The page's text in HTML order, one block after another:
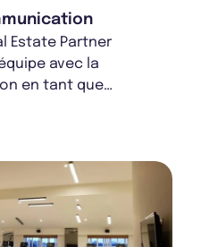
Estate Partner
avec la
en tant que
et marketing. Cette